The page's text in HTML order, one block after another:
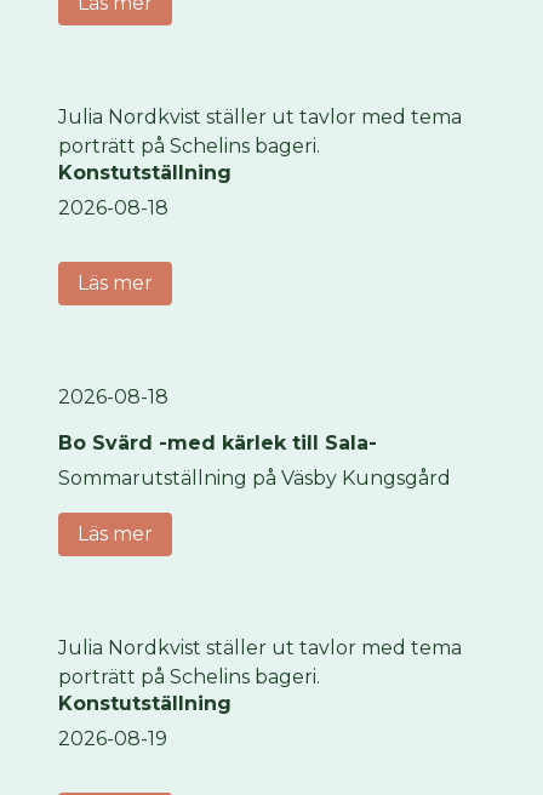
2026-08-18
Konstutställning
Julia Nordkvist ställer ut tavlor med tema
porträtt på Schelins bageri.
Läs mer
2026-08-18
Bo Svärd -med kärlek till Sala-
Sommarutställning på Väsby Kungsgård
Läs mer
2026-08-19
Konstutställning
Julia Nordkvist ställer ut tavlor med tema
porträtt på Schelins bageri.